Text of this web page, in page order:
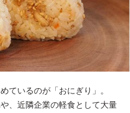
ているのが「おにぎり」。
、近隣企業の軽食として大量